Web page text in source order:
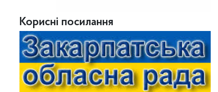
Корисні посилання